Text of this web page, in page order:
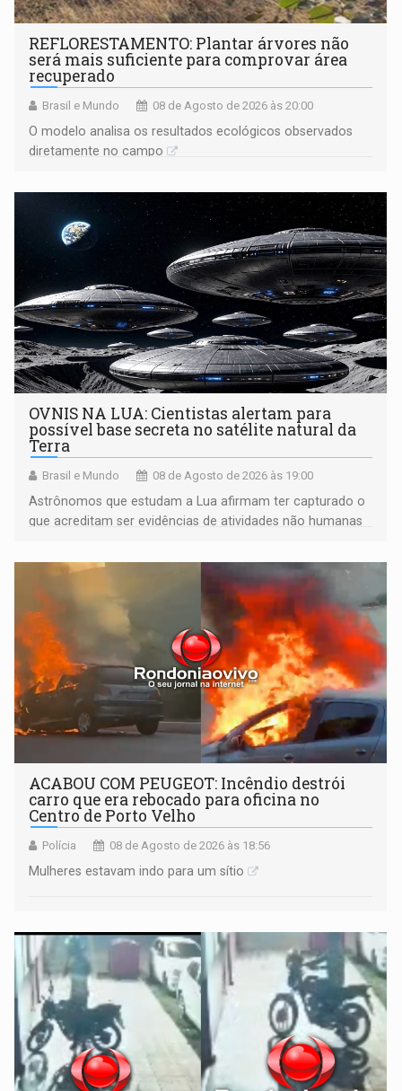
REFLORESTAMENTO: Plantar árvores não
será mais suficiente para comprovar área
recuperado
Brasil e Mundo 08 de Agosto de 2026 às 20:00
O modelo analisa os resultados ecológicos observados
diretamente no campo
OVNIS NA LUA: Cientistas alertam para
possível base secreta no satélite natural da
Terra
Brasil e Mundo 08 de Agosto de 2026 às 19:00
Astrônomos que estudam a Lua afirmam ter capturado o
que acreditam ser evidências de atividades não humanas
órbita
ACABOU COM PEUGEOT: Incêndio destrói
carro que era rebocado para oficina no
Centro de Porto Velho
Polícia 08 de Agosto de 2026 às 18:56
Mulheres estavam indo para um sítio